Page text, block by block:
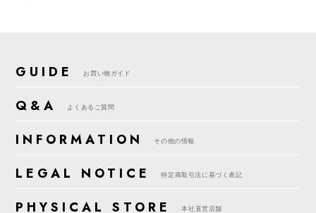
GUIDE お買い物ガイド
Q&A よくあるご質問
INFORMATION その他の情報
LEGAL NOTICE 特定商取引法に基づく表記
PHYSICAL STORE 本社直営店舗